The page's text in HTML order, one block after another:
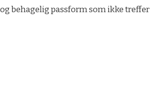
behagelig passform som ikke treffer